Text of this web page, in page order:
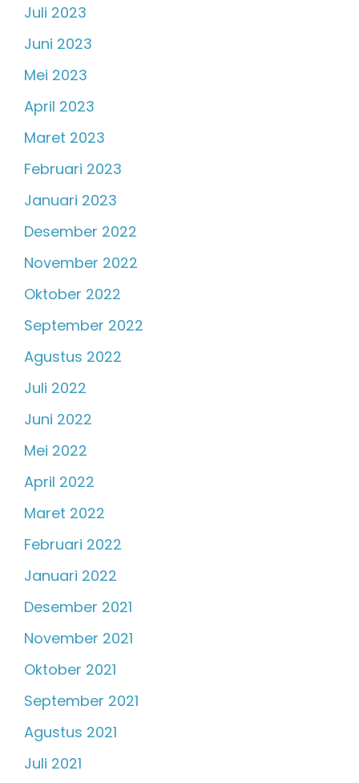
Juli 2023
Juni 2023
Mei 2023
April 2023
Maret 2023
Februari 2023
Januari 2023
Desember 2022
November 2022
Oktober 2022
September 2022
Agustus 2022
Juli 2022
Juni 2022
Mei 2022
April 2022
Maret 2022
Februari 2022
Januari 2022
Desember 2021
November 2021
Oktober 2021
September 2021
Agustus 2021
Juli 2021